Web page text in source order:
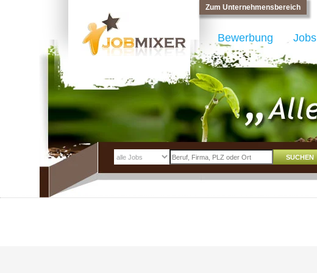
Zum Unternehmensbereich
Bewerbung Jobs